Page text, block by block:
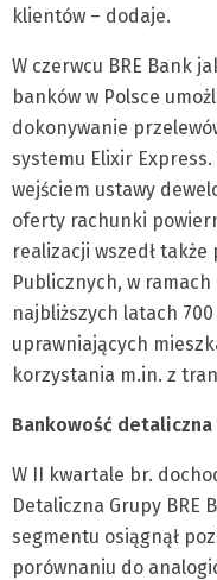
klientów – dodaje.
W czerwcu BRE Bank
banków w Polsce
dokonywanie
systemu Elixir
wejściem ustawy
oferty rachunki
realizacji wszedł
Publicznych, w
najbliższych latach
uprawniających
korzystania m.in. z
Bankowość detaliczna
W II kwartale br.
Detaliczna Grupy BRE
segmentu osiągnął
porównaniu do